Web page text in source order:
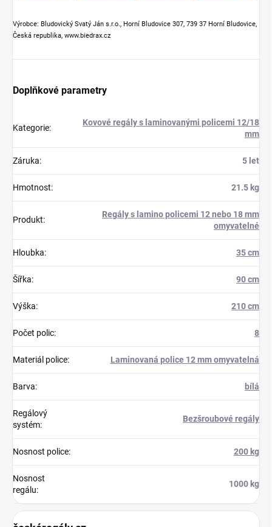
Výrobce: Bludovický Svatý Ján s.r.o., Horní Bludovice 307, 739 37 Horní Bludovice,
Česká republika, www.biedrax.cz
Doplňkové parametry
Kategorie:
Kovové regály s laminovanými policemi 12/18
mm
Záruka: 5 let
Hmotnost: 21.5 kg
Produkt:
Regály s lamino policemi 12 nebo 18 mm
omyvatelné
Hloubka: 35 cm
Šířka: 90 cm
Výška: 210 cm
Počet polic: 8
Materiál police: Laminovaná police 12 mm omyvatelná
Barva: bílá
Regálový
systém:
Bezšroubové regály
Nosnost police: 200 kg
Nosnost
regálu:
1000 kg